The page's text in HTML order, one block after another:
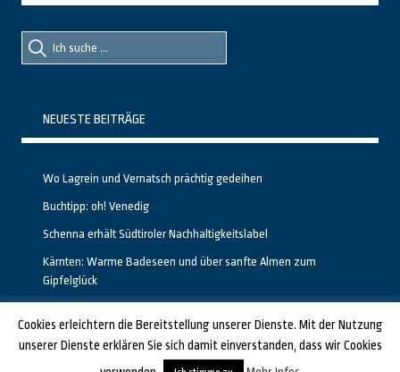
Suche
nach::
Suche
nach:
NEUESTE BEITRÄGE
Wo Lagrein und Vernatsch prächtig gedeihen
Buchtipp: oh! Venedig
Schenna erhält Südtiroler Nachhaltigkeitslabel
Kärnten: Warme Badeseen und über sanfte Almen zum
Gipfelglück
GESTALTET UND PROGRAMMIERT VON ALBERTO & FRANZ BEI LUCID.BERLIN
Cookies erleichtern die Bereitstellung unserer Dienste. Mit der Nutzung
unserer Dienste erklären Sie sich damit einverstanden, dass wir Cookies